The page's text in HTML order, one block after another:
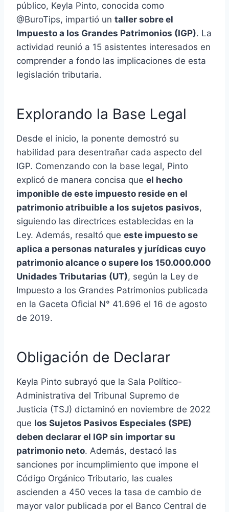
público, Keyla Pinto, conocida como
@BuroTips, impartió un taller sobre el
Impuesto a los Grandes Patrimonios (IGP). La
actividad reunió a 15 asistentes interesados en
comprender a fondo las implicaciones de esta
legislación tributaria.
Explorando la Base Legal
Desde el inicio, la ponente demostró su
habilidad para desentrañar cada aspecto del
IGP. Comenzando con la base legal, Pinto
explicó de manera concisa que el hecho
imponible de este impuesto reside en el
patrimonio atribuible a los sujetos pasivos,
siguiendo las directrices establecidas en la
Ley. Además, resaltó que este impuesto se
aplica a personas naturales y jurídicas cuyo
patrimonio alcance o supere los 150.000.000
Unidades Tributarias (UT), según la Ley de
Impuesto a los Grandes Patrimonios publicada
en la Gaceta Oficial N° 41.696 el 16 de agosto
de 2019.
Obligación de Declarar
Keyla Pinto subrayó que la Sala Político-
Administrativa del Tribunal Supremo de
Justicia (TSJ) dictaminó en noviembre de 2022
que los Sujetos Pasivos Especiales (SPE)
deben declarar el IGP sin importar su
patrimonio neto. Además, destacó las
sanciones por incumplimiento que impone el
Código Orgánico Tributario, las cuales
ascienden a 450 veces la tasa de cambio de
mayor valor publicada por el Banco Central de